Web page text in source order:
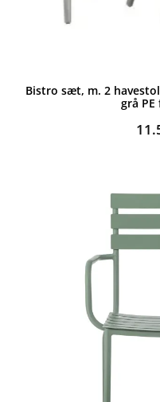
Bistro sæt, m. 2
grå